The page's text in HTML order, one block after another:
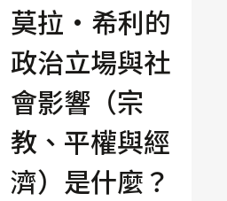
莫拉·希利的
政治立場與社
會影響（宗
教、平權與經
濟）是什麼？